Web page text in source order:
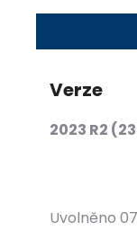
Verze
2023 R2
Uvolněno